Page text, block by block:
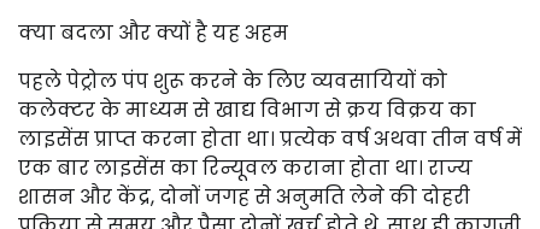
क्या बदला और क्यों है यह अहम
पहले पेट्रोल पंप शुरू करने के लिए व्यवसायियों को
कलेक्टर के माध्यम से खाद्य विभाग से क्रय विक्रय का
लाइसेंस प्राप्त करना होता था। प्रत्येक वर्ष अथवा तीन वर्ष में
एक बार लाइसेंस का रिन्यूवल कराना होता था। राज्य
शासन और केंद्र, दोनों जगह से अनुमति लेने की दोहरी